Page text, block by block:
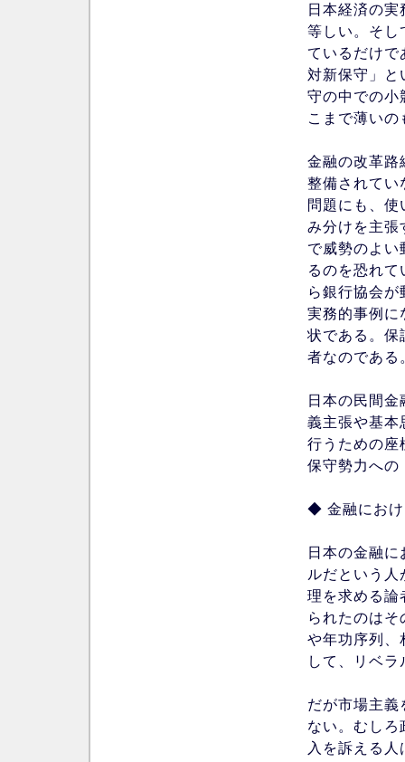
日本経済の
等しい。そし
ているだけで
対新保守」と
守の中での小
こまで薄い
金融の改革路
整備されてい
問題にも、使
み分けを主張
で威勢のよい
るのを恐れ
ら銀行協会
実務的事例に
状である。保
者なのである
日本の民間
義主張や基本
行うための座
保守勢力への
◆ 金融にお
日本の金融
ルだという
理を求める論
られたのは
や年功序列、
して、リベ
だが市場主義
ない。むしろ
入を訴える